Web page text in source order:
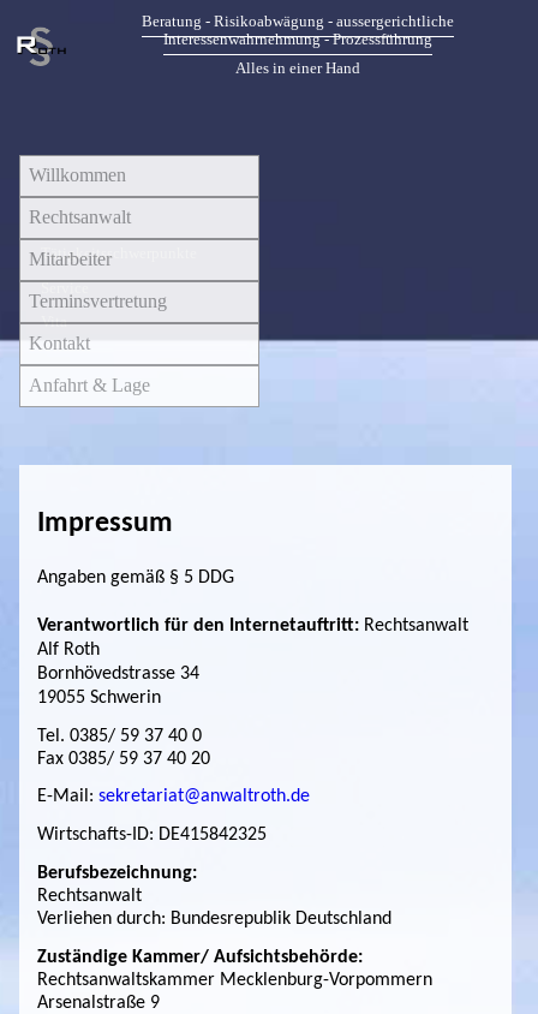
Beratung - Risikoabwägung - aussergerichtliche
Interessenwahrnehmung - Prozessführung
Alles in einer Hand
Willkommen
Rechtsanwalt
Tätigkeitsschwerpunkte
Service
Vita
Mitarbeiter
Terminsvertretung
Kontakt
Anfahrt & Lage
Impressum
Angaben gemäß § 5 DDG
Verantwortlich für den Internetauftritt: Rechtsanwalt
Alf Roth
Bornhövedstrasse 34
19055 Schwerin
Tel. 0385/ 59 37 40 0
Fax 0385/ 59 37 40 20
E-Mail: sekretariat@anwaltroth.de
Wirtschafts-ID: DE415842325
Berufsbezeichnung:
Rechtsanwalt
Verliehen durch: Bundesrepublik Deutschland
Zuständige Kammer/ Aufsichtsbehörde:
Rechtsanwaltskammer Mecklenburg-Vorpommern
Arsenalstraße 9